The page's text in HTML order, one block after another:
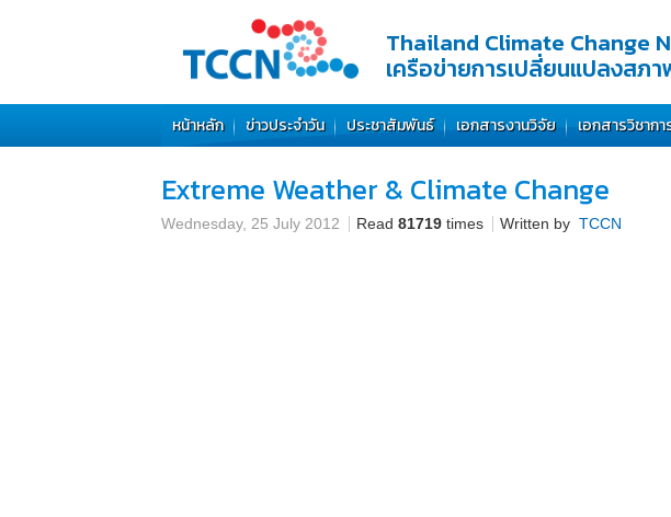
Thailand Climate Change
เครือข่ายการเปลี่ยนแปลงสภ
หน้าหลัก ข่าวประจำวัน ประชาสัมพันธ์ เอกสารงานวิจัย เอกสารวิชากา
Extreme Weather & Climate Change
Wednesday, 25 July 2012 Read 81719 times Written by TCCN